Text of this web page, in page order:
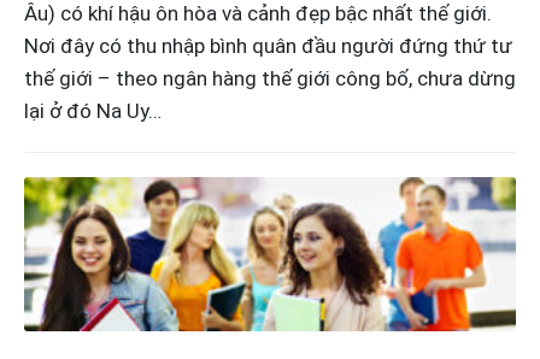
Âu) có khí hậu ôn hòa và cảnh đẹp bậc nhất thế giới.
Nơi đây có thu nhập bình quân đầu người đứng thứ tư
thế giới – theo ngân hàng thế giới công bố, chưa dừng
lại ở đó Na Uy…